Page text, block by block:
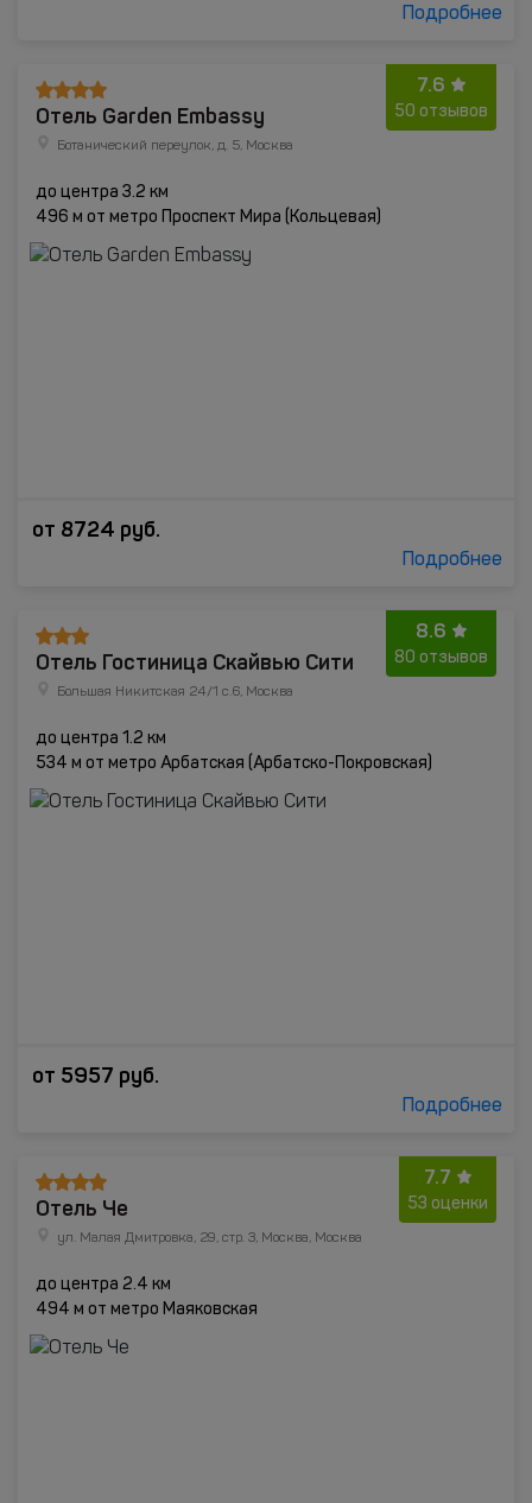
Подробнее
7.6
50 отзывов
Отель Garden Embassy
Ботанический переулок, д. 5, Москва
до центра 3.2 км
496 м от метро Проспект Мира (Кольцевая)
от 8724 руб.
Подробнее
8.6
80 отзывов
Отель Гостиница Скайвью Сити
Большая Никитская 24/1 с.6, Москва
до центра 1.2 км
534 м от метро Арбатская (Арбатско-Покровская)
от 5957 руб.
Подробнее
7.7
53 оценки
Отель Че
ул. Малая Дмитровка, 29, стр. 3, Москва, Москва
до центра 2.4 км
494 м от метро Маяковская